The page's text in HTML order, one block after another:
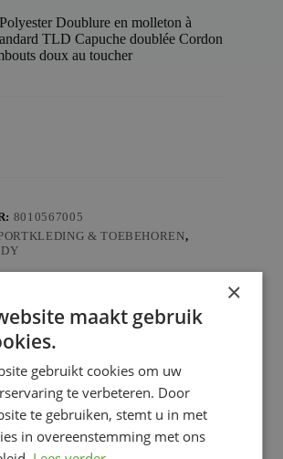
Doublure en molleton à
TLD Capuche doublée Cordon
doux au toucher
8010567005
& TOEBEHOREN,
% Polyester
à l’intérieur
avec embouts doux au toucher
×
maakt gebruik
gebruikt cookies om uw
te verbeteren. Door
te gebruiken, stemt u in met
in overeenstemming met ons